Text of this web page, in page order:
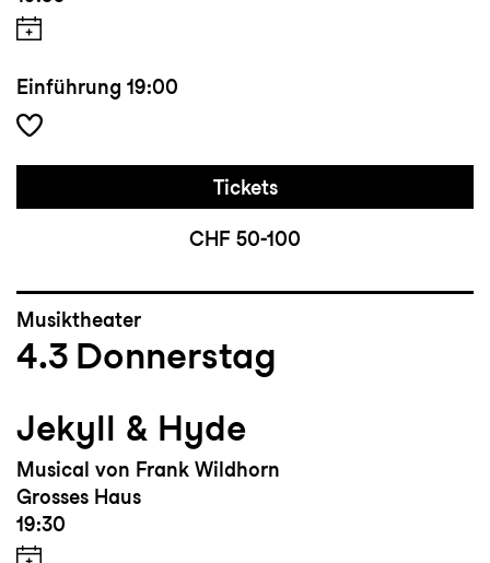
Einführung 19:00
Tickets
CHF 50-100
Musiktheater
4.3 Donnerstag
Jekyll & Hyde
Musical von Frank Wildhorn
Grosses Haus
19:30